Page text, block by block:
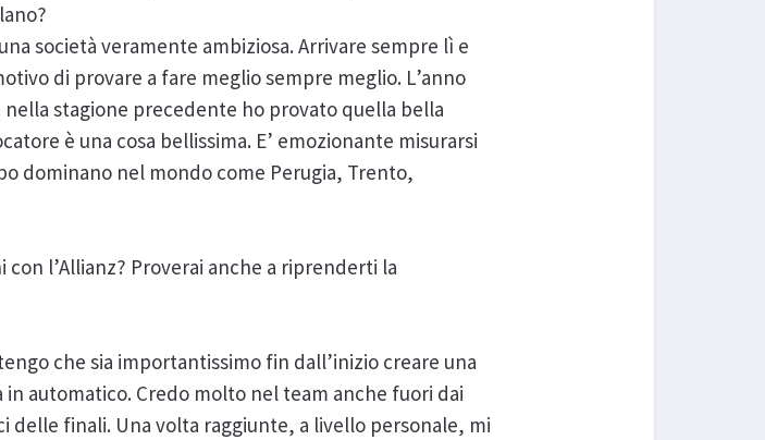
società veramente ambiziosa. Arrivare sempre lì e
di provare a fare meglio sempre meglio. L’anno
stagione precedente ho provato quella bella
è una cosa bellissima. E’ emozionante misurarsi
dominano nel mondo come Perugia, Trento,
l’Allianz? Proverai anche a riprenderti la
che sia importantissimo fin dall’inizio creare una
automatico. Credo molto nel team anche fuori dai
delle finali. Una volta raggiunte, a livello personale, mi